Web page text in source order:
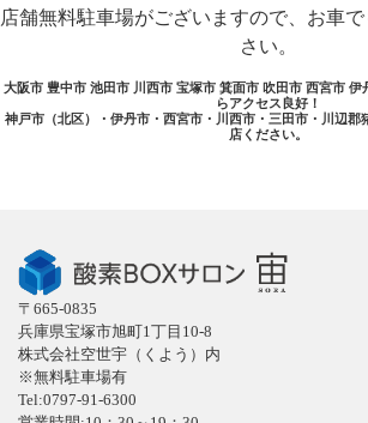
店舗無料駐車場がございますので、お車
さい。
大阪市 豊中市 池田市 川西市 宝塚市 箕面市 吹田市 西宮市 伊
らアクセス良好！
神戸市（北区）・伊丹市・西宮市・川西市・三田市・川辺郡
店ください。
〒665-0835
兵庫県宝塚市旭町1丁目10-8
株式会社空世宇（くよう）内
※無料駐車場有
Tel:0797-91-6300